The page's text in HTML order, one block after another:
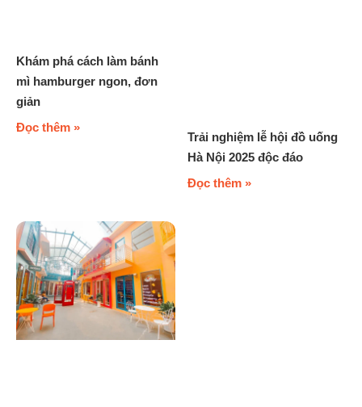
Khám phá cách làm bánh
mì hamburger ngon, đơn
giản
Đọc thêm »
Trải nghiệm lễ hội đồ uống
Hà Nội 2025 độc đáo
Đọc thêm »